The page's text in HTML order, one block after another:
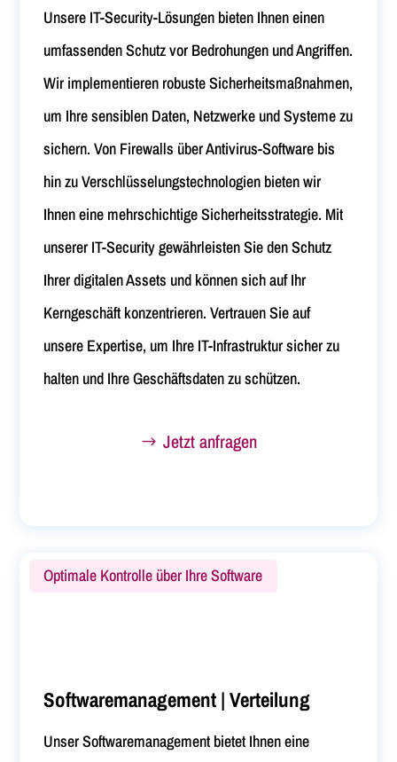
Unsere IT-Security-Lösungen bieten Ihnen einen
umfassenden Schutz vor Bedrohungen und Angriffen.
Wir implementieren robuste Sicherheitsmaßnahmen,
um Ihre sensiblen Daten, Netzwerke und Systeme zu
sichern. Von Firewalls über Antivirus-Software bis
hin zu Verschlüsselungstechnologien bieten wir
Ihnen eine mehrschichtige Sicherheitsstrategie. Mit
unserer IT-Security gewährleisten Sie den Schutz
Ihrer digitalen Assets und können sich auf Ihr
Kerngeschäft konzentrieren. Vertrauen Sie auf
unsere Expertise, um Ihre IT-Infrastruktur sicher zu
halten und Ihre Geschäftsdaten zu schützen.
Jetzt anfragen
Optimale Kontrolle über Ihre Software
Softwaremanagement | Verteilung
Unser Softwaremanagement bietet Ihnen eine